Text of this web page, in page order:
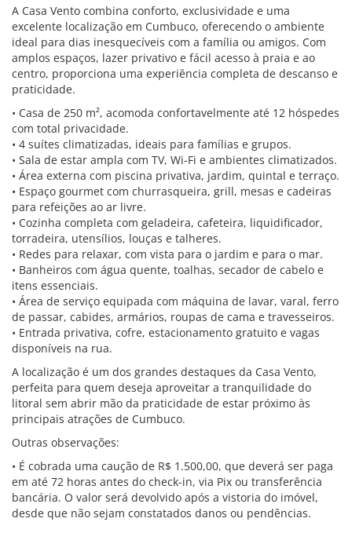
A Casa Vento combina conforto, exclusividade e uma
excelente localização em Cumbuco, oferecendo o ambiente
ideal para dias inesquecíveis com a família ou amigos. Com
amplos espaços, lazer privativo e fácil acesso à praia e ao
centro, proporciona uma experiência completa de descanso e
praticidade.
• Casa de 250 m², acomoda confortavelmente até 12 hóspedes
com total privacidade.
• 4 suítes climatizadas, ideais para famílias e grupos.
• Sala de estar ampla com TV, Wi-Fi e ambientes climatizados.
• Área externa com piscina privativa, jardim, quintal e terraço.
• Espaço gourmet com churrasqueira, grill, mesas e cadeiras
para refeições ao ar livre.
• Cozinha completa com geladeira, cafeteira, liquidificador,
torradeira, utensílios, louças e talheres.
• Redes para relaxar, com vista para o jardim e para o mar.
• Banheiros com água quente, toalhas, secador de cabelo e
itens essenciais.
• Área de serviço equipada com máquina de lavar, varal, ferro
de passar, cabides, armários, roupas de cama e travesseiros.
• Entrada privativa, cofre, estacionamento gratuito e vagas
disponíveis na rua.
A localização é um dos grandes destaques da Casa Vento,
perfeita para quem deseja aproveitar a tranquilidade do
litoral sem abrir mão da praticidade de estar próximo às
principais atrações de Cumbuco.
Outras observações:
• É cobrada uma caução de R$ 1.500,00, que deverá ser paga
em até 72 horas antes do check-in, via Pix ou transferência
bancária. O valor será devolvido após a vistoria do imóvel,
desde que não sejam constatados danos ou pendências.